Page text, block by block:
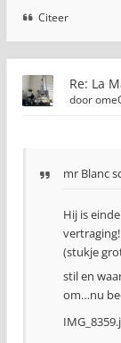
Citeer
Re: La
door
mr Blanc
Hij is
(stukje
stil en
om…nu